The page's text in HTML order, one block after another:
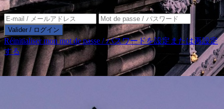
Valider / ログイン
Réinitialiser mon mot de passe / パスワードを設定または再設定
する